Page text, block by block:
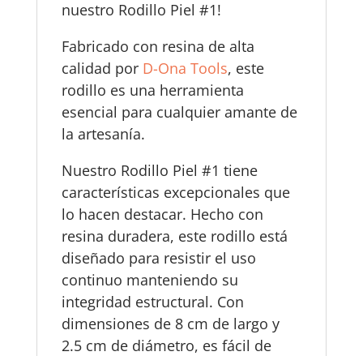
nuestro Rodillo Piel #1!
Fabricado con resina de alta
calidad por D-Ona Tools, este
rodillo es una herramienta
esencial para cualquier amante de
la artesanía.
Nuestro Rodillo Piel #1 tiene
características excepcionales que
lo hacen destacar. Hecho con
resina duradera, este rodillo está
diseñado para resistir el uso
continuo manteniendo su
integridad estructural. Con
dimensiones de 8 cm de largo y
2.5 cm de diámetro, es fácil de